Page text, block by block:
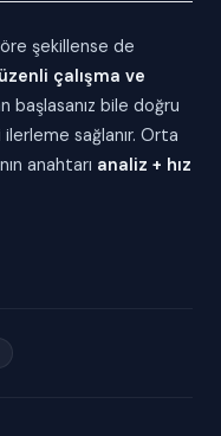
şekillense de
çalışma ve
başlasanız bile doğru
sağlanır. Orta
anahtarı analiz + hız